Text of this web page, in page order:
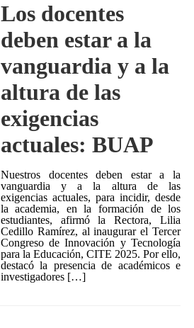
Los docentes
deben estar a la
vanguardia y a la
altura de las
exigencias
actuales: BUAP
Nuestros docentes deben estar a la
vanguardia y a la altura de las
exigencias actuales, para incidir, desde
la academia, en la formación de los
estudiantes, afirmó la Rectora, Lilia
Cedillo Ramírez, al inaugurar el Tercer
Congreso de Innovación y Tecnología
para la Educación, CITE 2025. Por ello,
destacó la presencia de académicos e
investigadores […]